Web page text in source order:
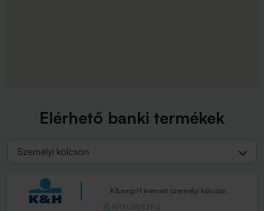
Elérhető banki termékek
Személyi kölcsön
K&amp;H kiemelt személyi kölcsön